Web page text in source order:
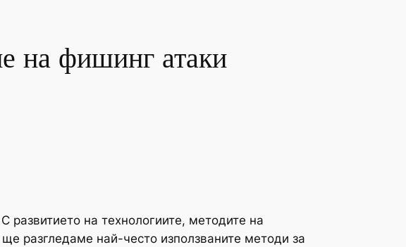
на фишинг атаки
развитието на технологиите, методите на
разгледаме най-често използваните методи за